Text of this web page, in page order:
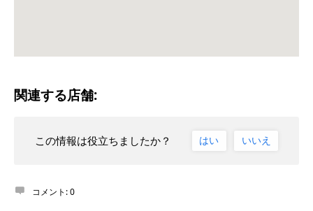
関連する店舗:
この情報は役立ちましたか？ はい いいえ
コメント:0